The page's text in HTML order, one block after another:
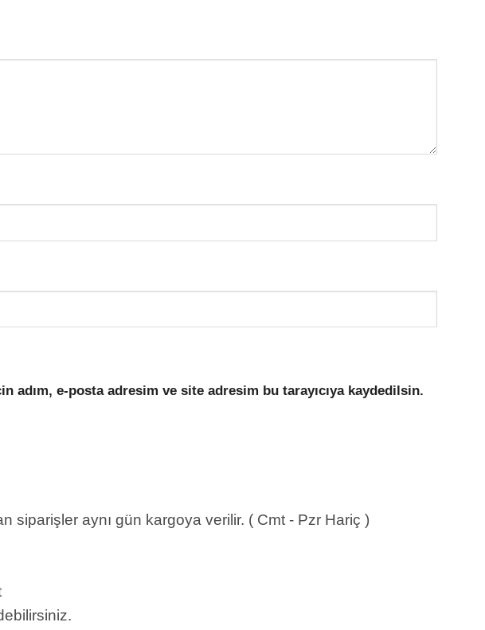
adım, e-posta adresim ve site adresim bu tarayıcıya kaydedilsin.
siparişler aynı gün kargoya verilir. ( Cmt - Pzr Hariç )